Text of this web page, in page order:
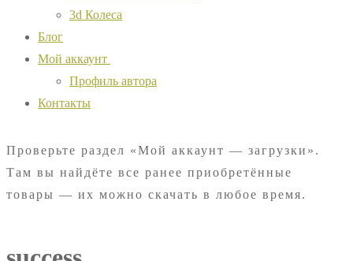
3d Колеса
Блог
Мой аккаунт
Профиль автора
Контакты
Проверьте раздел «Мой аккаунт — загрузки».
Там вы найдёте все ранее приобретённые
товары — их можно скачать в любое время.